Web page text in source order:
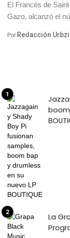
El Francés de
Gazo, alcanzó el
Por Redacción
La